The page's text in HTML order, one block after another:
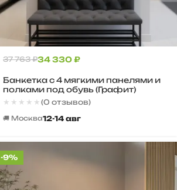
Банкетка с 4 мягкими панелями и
полками под обувь (Графит)
37 763₽34 330₽
★★★★★
★★★★★(0 отзывов)
🚚 Москва12-14 авг
-9%